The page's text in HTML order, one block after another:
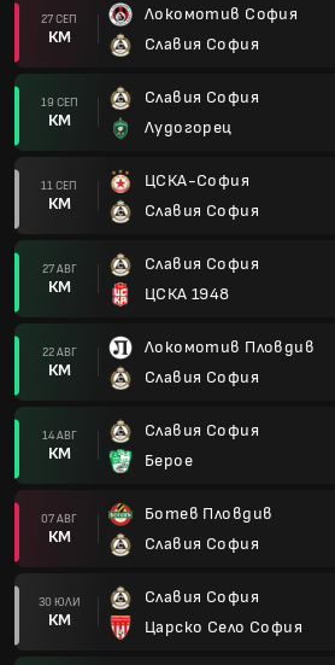
27 СЕП
КМ
Локомотив София
Славия София
19 СЕП
КМ
Славия София
Лудогорец
11 СЕП
КМ
ЦСКА-София
Славия София
27 АВГ
КМ
Славия София
ЦСКА 1948
22 АВГ
КМ
Локомотив Пловдив
Славия София
14 АВГ
КМ
Славия София
Берое
07 АВГ
КМ
Ботев Пловдив
Славия София
30 ЮЛИ
КМ
Славия София
Царско Село София